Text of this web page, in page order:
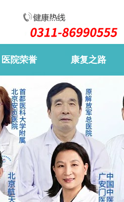
医院荣誉 康复之路